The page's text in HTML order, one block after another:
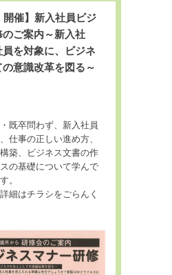
開催】新入社員ビジ
ご案内～新入社
員を対象に、ビジネ
意識改革を図る～
既卒問わず、新入社員
仕事の正しい進め方、
築、ビジネス文書の作
の基礎について学んで
。
細はチラシをごらんく